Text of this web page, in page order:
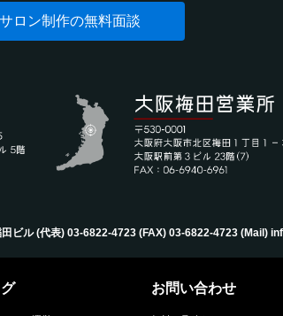
ロン制作の無料面談
ビル (代表) 03-6822-4723‬ (FAX) 03-6822-4723‬ (Mail)
お問い合わせ